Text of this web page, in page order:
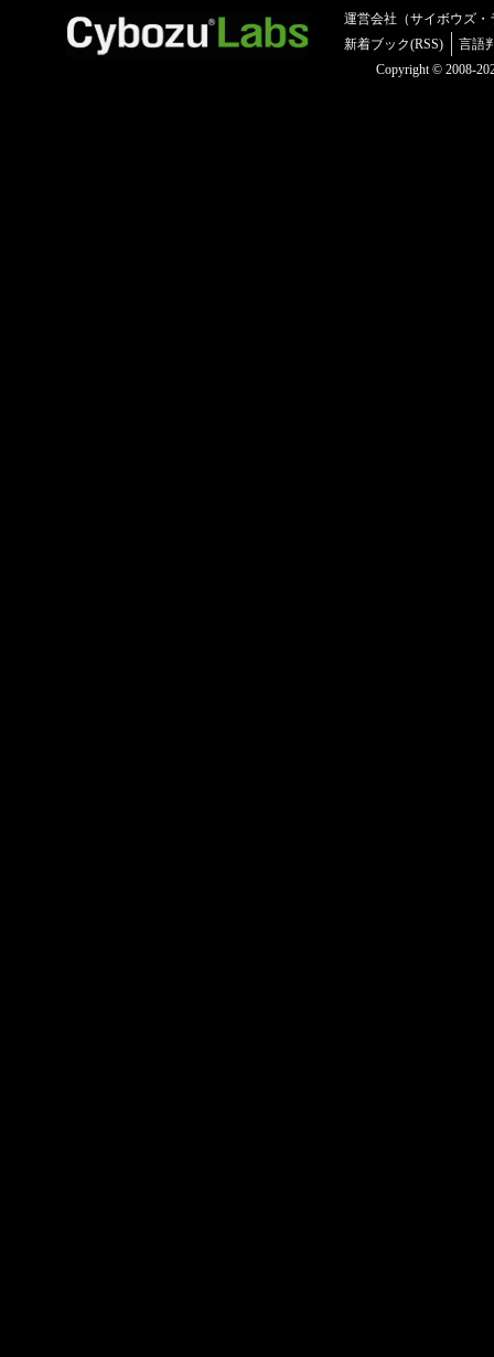
運営会社（サイボウズ・
新着ブック(RSS)
言語
Copyright © 2008-